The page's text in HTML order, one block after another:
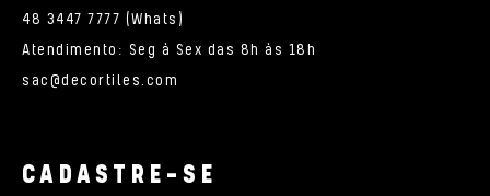
48 3447 7777 (Whats)
Atendimento: Seg à Sex das 8h às 18h
sac@decortiles.com
CADASTRE-SE